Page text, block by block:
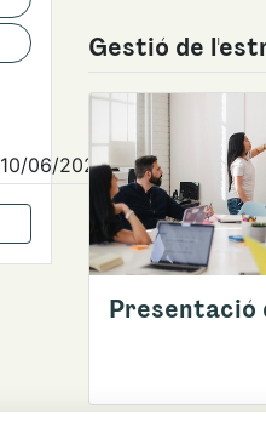
10/06/2026
Gestió de
Presentació